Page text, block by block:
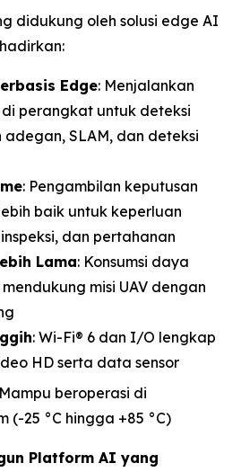
didukung oleh solusi edge AI
Edge: Menjalankan
perangkat untuk deteksi
SLAM, dan deteksi
: Pengambilan keputusan
baik untuk keperluan
dan pertahanan
Lama: Konsumsi daya
misi UAV dengan
: Wi-Fi® 6 dan I/O lengkap
HD serta data sensor
beroperasi di
(-25 °C hingga +85 °C)
Platform AI yang